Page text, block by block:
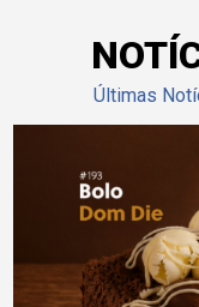
Últimas